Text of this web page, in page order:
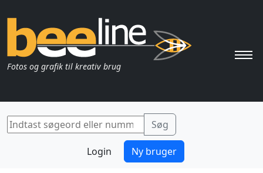
Fotos og grafik til kreativ brug
Login Ny bruger